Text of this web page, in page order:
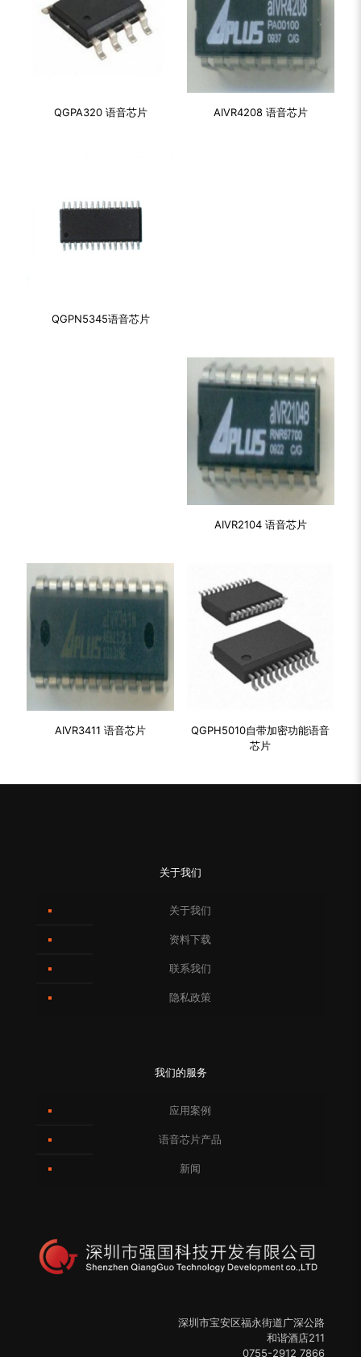
QGPA320 语音芯片 AIVR4208 语音芯片
QGPN5345语音芯片
AIVR2104 语音芯片
AIVR3411 语音芯片
QGPH5010自带加密功能语音
芯片
关于我们
关于我们
资料下载
联系我们
隐私政策
我们的服务
应用案例
语音芯片产品
新闻
深圳市宝安区福永街道广深公路
和谐酒店211
0755-2912 7866